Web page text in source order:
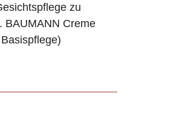
zu
BAUMANN Creme